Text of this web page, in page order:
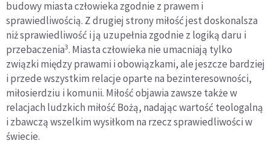
budowy miasta człowieka zgodnie z prawem i
sprawiedliwością. Z drugiej strony miłość jest doskonalsza
niż sprawiedliwość i ją uzupełnia zgodnie z logiką daru i
przebaczenia3. Miasta człowieka nie umacniają tylko
związki między prawami i obowiązkami, ale jeszcze bardziej
i przede wszystkim relacje oparte na bezinteresowności,
miłosierdziu i komunii. Miłość objawia zawsze także w
relacjach ludzkich miłość Bożą, nadając wartość teologalną
i zbawczą wszelkim wysiłkom na rzecz sprawiedliwości w
świecie.